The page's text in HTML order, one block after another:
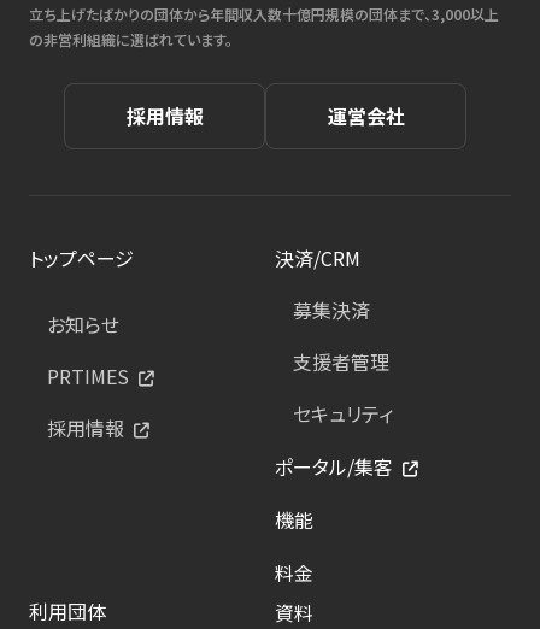
立ち上げたばかりの団体から年間収入数十億円規模の団体まで、3,000以上
の非営利組織に選ばれています。
採用情報 運営会社
トップページ
お知らせ
PRTIMES
採用情報
決済/CRM
募集決済
支援者管理
セキュリティ
ポータル/集客
機能
料金
利用団体
資料